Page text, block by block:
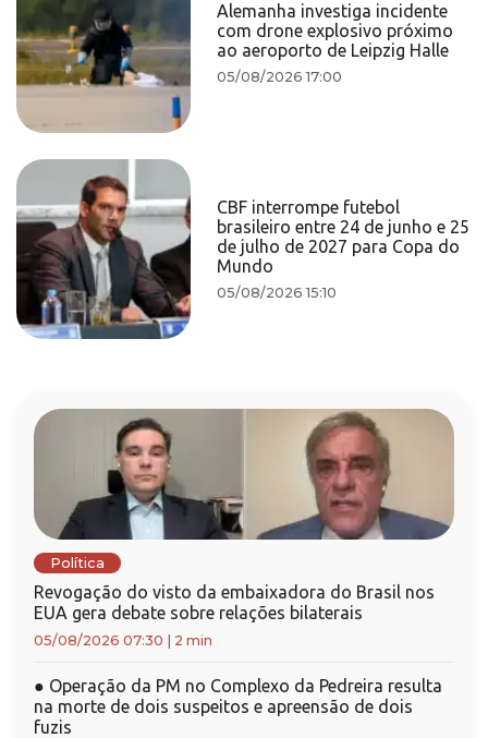
Alemanha investiga incidente
com drone explosivo próximo
ao aeroporto de Leipzig Halle
05/08/2026 17:00
CBF interrompe futebol
brasileiro entre 24 de junho e 25
de julho de 2027 para Copa do
Mundo
05/08/2026 15:10
Política
Revogação do visto da embaixadora do Brasil nos
EUA gera debate sobre relações bilaterais
05/08/2026 07:30 2 min
● Operação da PM no Complexo da Pedreira resulta
na morte de dois suspeitos e apreensão de dois
fuzis